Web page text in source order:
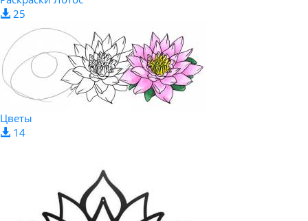
25
Цветы
14